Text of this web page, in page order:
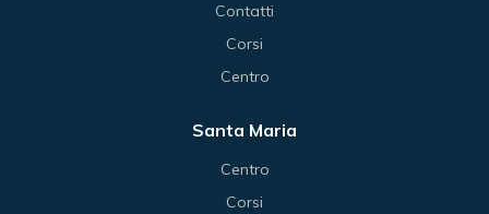
Contatti
Corsi
Centro
Santa Maria
Centro
Corsi